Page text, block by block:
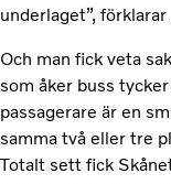
underlaget”,
Och man fick veta
som åker buss
passagerare är en
samma två eller tre
Totalt sett fick